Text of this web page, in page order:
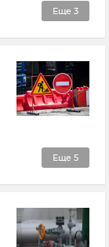
Еще 3
Еще 5